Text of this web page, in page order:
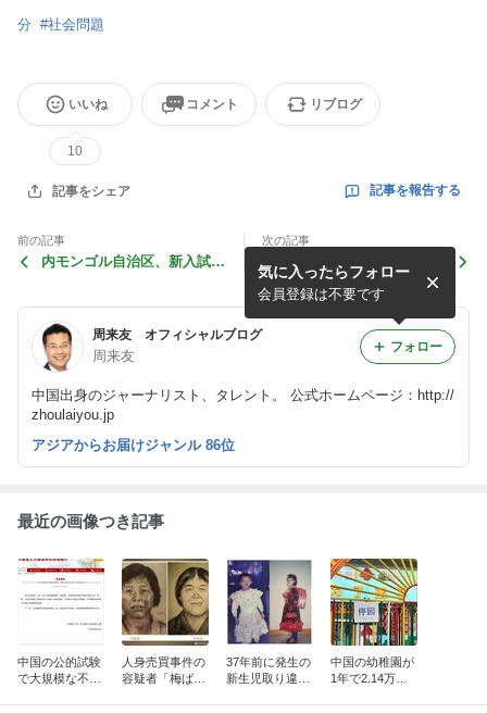
分 #社会問題
いいね
10
コメント リブログ
記事をシェア 記事を報告する
前の記事
内モンゴル自治区、新入試制
次の記事
中国大学教授 将来の受験制
度の廃止に言及
周来友 オフィシャルブログ
周来友
中国出身のジャーナリスト、タレント。 公式ホームページ：http://
zhoulaiyou.jp
気に入ったらフォロー
会員登録は不要です
フォロー
アジアからお届けジャンル 86位
最近の画像つき記事
中国の公的試験
で大規模な不正
人身売買事件の
容疑者「梅ばあ
37年前に発生の
新生児取り違え
中国の幼稚園が
1年で2.14万園